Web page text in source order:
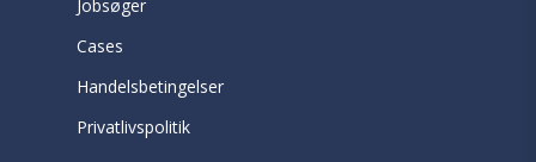
Jobsøger
Cases
Handelsbetingelser
Privatlivspolitik